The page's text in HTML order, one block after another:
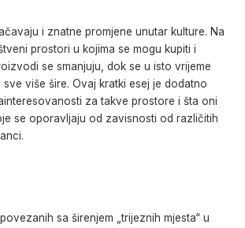
i znatne promjene unutar kulture. Na
prostori u kojima se mogu kupiti i
se smanjuju, dok se u isto vrijeme
više šire. Ovaj kratki esej je dodatno
za takve prostore i šta oni
se oporavljaju od zavisnosti od različitih
sa širenjem „trijeznih mjesta“ u